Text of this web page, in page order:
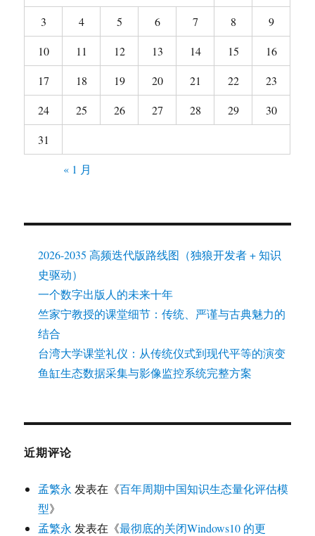
3
4 5 6 7 8
9
10
11 12 13 14 15
16
17
18 19 20 21 22
23
24
25 26 27 28 29
30
31
« 1 月
2026-2035 高频迭代版路线图（独狼开发者 + 知识
史驱动）
一个数字出版人的未来十年
竺家宁教授的课堂细节：传统、严谨与古典魅力的
结合
台湾大学课堂礼仪：从传统仪式到现代平等的演变
鱼缸生态数据采集与影像监控系统完整方案
近期评论
孟繁永 发表在《百年周期中国知识生态量化评估模
型》
孟繁永 发表在《最彻底的关闭Windows10 的更